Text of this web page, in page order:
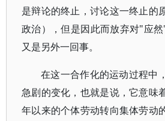
是辩论的终止，讨论这一终止的
政治），但是因此而放弃对"应然
又是另外一回事。
在这一合作化的运动过程中
急剧的变化，也就是说，它意味
年以来的个体劳动转向集体劳动